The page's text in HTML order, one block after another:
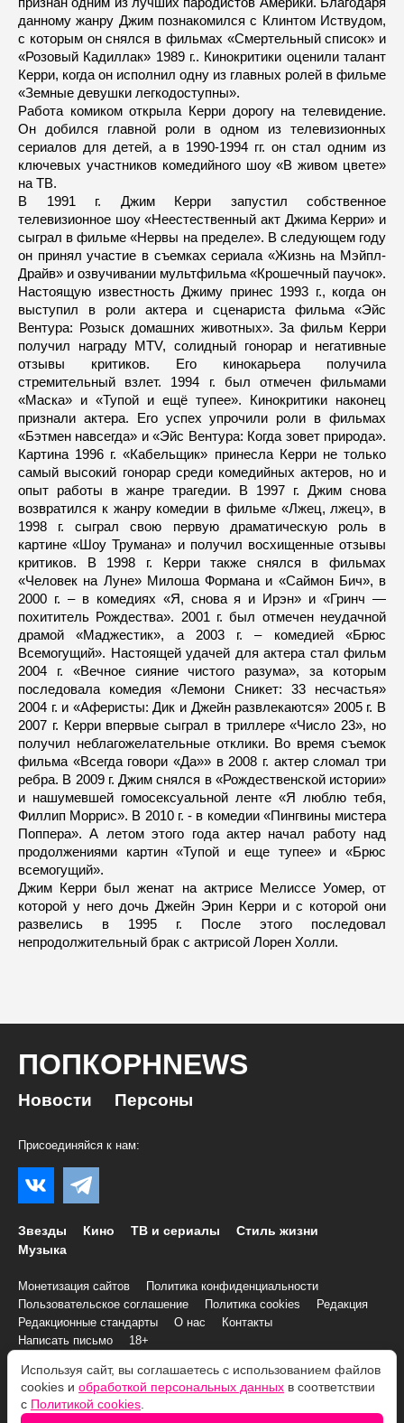
данному жанру Джим познакомился с Клинтом Иствудом,
с которым он снялся в фильмах «Смертельный список» и
«Розовый Кадиллак» 1989 г.. Кинокритики оценили талант
Керри, когда он исполнил одну из главных ролей в фильме
«Земные девушки легкодоступны».
Работа комиком открыла Керри дорогу на телевидение.
Он добился главной роли в одном из телевизионных
сериалов для детей, а в 1990-1994 гг. он стал одним из
ключевых участников комедийного шоу «В живом цвете»
на ТВ.
В 1991 г. Джим Керри запустил собственное
телевизионное шоу «Неестественный акт Джима Керри» и
сыграл в фильме «Нервы на пределе». В следующем году
он принял участие в съемках сериала «Жизнь на Мэйпл-
Драйв» и озвучивании мультфильма «Крошечный паучок».
Настоящую известность Джиму принес 1993 г., когда он
выступил в роли актера и сценариста фильма «Эйс
Вентура: Розыск домашних животных». За фильм Керри
получил награду MTV, солидный гонорар и негативные
отзывы критиков. Его кинокарьера получила
стремительный взлет. 1994 г. был отмечен фильмами
«Маска» и «Тупой и ещё тупее». Кинокритики наконец
признали актера. Его успех упрочили роли в фильмах
«Бэтмен навсегда» и «Эйс Вентура: Когда зовет природа».
Картина 1996 г. «Кабельщик» принесла Керри не только
самый высокий гонорар среди комедийных актеров, но и
опыт работы в жанре трагедии. В 1997 г. Джим снова
возвратился к жанру комедии в фильме «Лжец, лжец», в
1998 г. сыграл свою первую драматическую роль в
картине «Шоу Трумана» и получил восхищенные отзывы
критиков. В 1998 г. Керри также снялся в фильмах
«Человек на Луне» Милоша Формана и «Саймон Бич», в
2000 г. – в комедиях «Я, снова я и Ирэн» и «Гринч —
похититель Рождества». 2001 г. был отмечен неудачной
драмой «Маджестик», а 2003 г. – комедией «Брюс
Всемогущий». Настоящей удачей для актера стал фильм
2004 г. «Вечное сияние чистого разума», за которым
последовала комедия «Лемони Сникет: 33 несчастья»
2004 г. и «Аферисты: Дик и Джейн развлекаются» 2005 г. В
2007 г. Керри впервые сыграл в триллере «Число 23», но
получил неблагожелательные отклики. Во время съемок
фильма «Всегда говори «Да»» в 2008 г. актер сломал три
ребра. В 2009 г. Джим снялся в «Рождественской истории»
и нашумевшей гомосексуальной ленте «Я люблю тебя,
Филлип Моррис». В 2010 г. - в комедии «Пингвины мистера
Поппера». А летом этого года актер начал работу над
продолжениями картин «Тупой и еще тупее» и «Брюс
всемогущий».
Джим Керри был женат на актрисе Мелиссе Уомер, от
которой у него дочь Джейн Эрин Керри и с которой они
развелись в 1995 г. После этого последовал
непродолжительный брак с актрисой Лорен Холли.
ПОПКОРНNEWS
Новости Персоны
Присоединяйся к нам:
Звезды Кино ТВ и сериалы
Стиль жизни
Музыка
Монетизация сайтов
Политика конфиденциальности
Пользовательское соглашение
Политика cookies
Редакция
Редакционные стандарты
О нас
Контакты
Написать письмо
18+
© 2007–2026 Все права и материалы принадлежат
«ПОПКОРНNEWS»
Используя сайт, вы соглашаетесь с использованием файлов
cookies и обработкой персональных данных в соответствии
с Политикой cookies